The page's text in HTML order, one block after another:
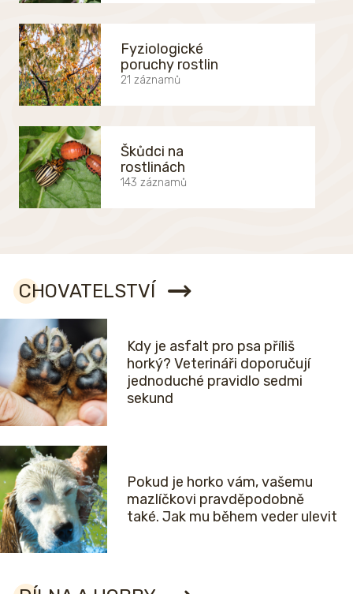
Fyziologické
poruchy rostlin
21 záznamů
Škůdci na
rostlinách
143 záznamů
CHOVATELSTVÍ
Kdy je asfalt pro psa příliš
horký? Veterináři doporučují
jednoduché pravidlo sedmi
sekund
Pokud je horko vám, vašemu
mazlíčkovi pravděpodobně
také. Jak mu během veder ulevit